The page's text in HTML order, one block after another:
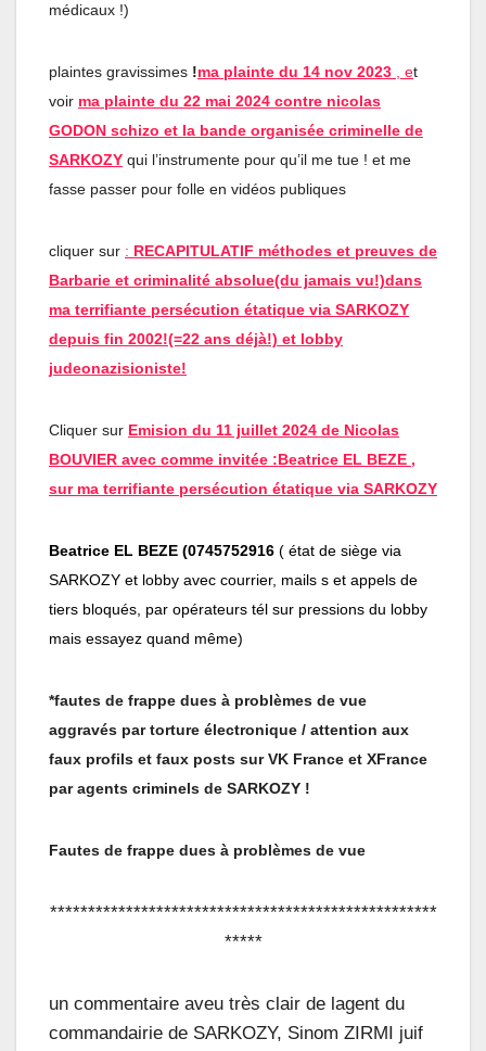
médicaux !)
plaintes gravissimes !ma plainte du 14 nov 2023 , et
voir ma plainte du 22 mai 2024 contre nicolas
GODON schizo et la bande organisée criminelle de
SARKOZY qui l’instrumente pour qu’il me tue ! et me
fasse passer pour folle en vidéos publiques
cliquer sur : RECAPITULATIF méthodes et preuves de
Barbarie et criminalité absolue(du jamais vu!)dans
ma terrifiante persécution étatique via SARKOZY
depuis fin 2002!(=22 ans déjà!) et lobby
judeonazisioniste!
Cliquer sur Emision du 11 juillet 2024 de Nicolas
BOUVIER avec comme invitée :Beatrice EL BEZE ,
sur ma terrifiante persécution étatique via SARKOZY
Beatrice EL BEZE (0745752916 ( état de siège via
SARKOZY et lobby avec courrier, mails s et appels de
tiers bloqués, par opérateurs tél sur pressions du lobby
mais essayez quand même)
*fautes de frappe dues à problèmes de vue
aggravés par torture électronique / attention aux
faux profils et faux posts sur VK France et XFrance
par agents criminels de SARKOZY !
Fautes de frappe dues à problèmes de vue
***************************************************
*****
un commentaire aveu très clair de lagent du
commandairie de SARKOZY, Sinom ZIRMI juif